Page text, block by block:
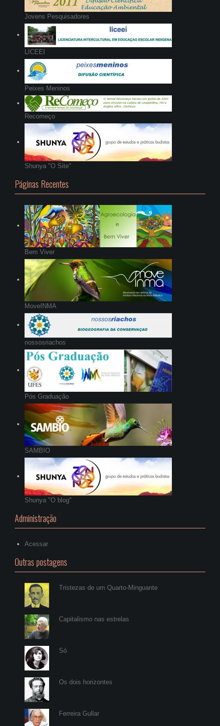
Jovens Pesquisadores
LICEEI
Peixes Meninos
Recomeço
Shunya "O Site"
Páginas Recentes
Bem Viver
MoveINMA
nossosriachos
Pós Graduação
SAMBIO
Shunya "O blog"
Administração
Acessar
Outras postagens
Tristezas de um Quarto-Minguante
Capitalismo nas estrelas
Só
Os dois horizontes
Ferreira Gullar